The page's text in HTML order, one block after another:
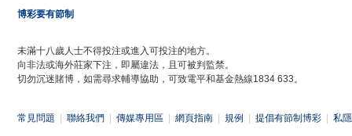
博彩要有節制
未滿十八歲人士不得投注或進入可投注的地方。
向非法或海外莊家下注，即屬違法，且可被判監禁。
切勿沉迷賭博，如需尋求輔導協助，可致電平和基金熱線1834 633。
常見問題 聯絡我們 傳媒專用區 網頁指南 規例 提倡有節制博彩 私